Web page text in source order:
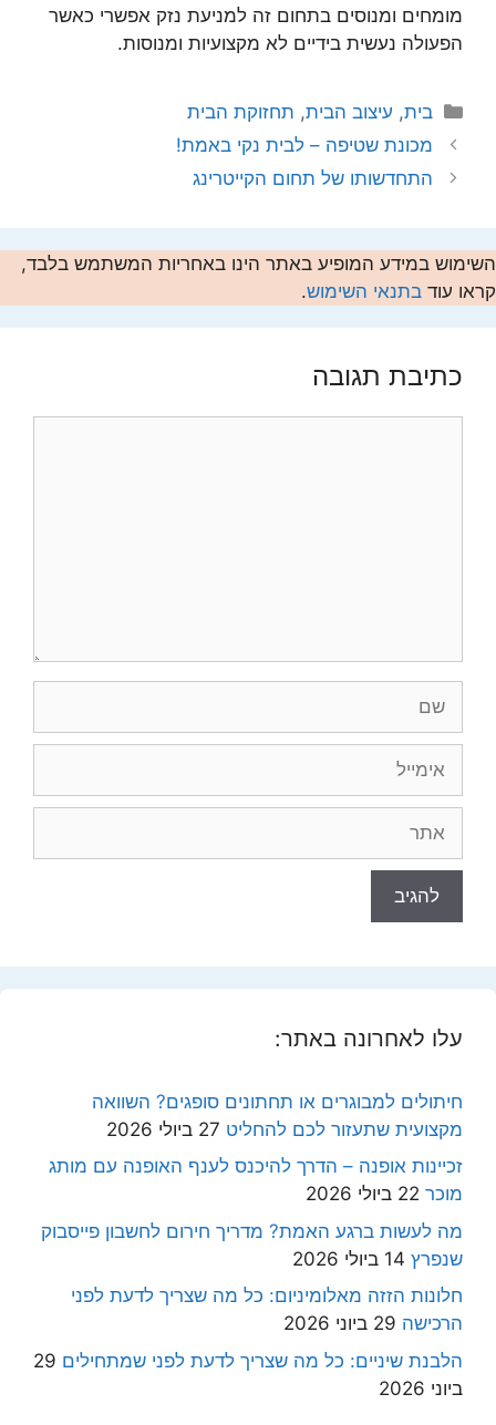
מומחים ומנוסים בתחום זה למניעת נזק אפשרי כאשר
הפעולה נעשית בידיים לא מקצועיות ומנוסות.
קטגוריות
בית, עיצוב הבית, תחזוקת הבית
מכונת שטיפה – לבית נקי באמת!
התחדשותו של תחום הקייטרינג
השימוש במידע המופיע באתר הינו באחריות המשתמש בלבד,
קראו עוד בתנאי השימוש.
כתיבת תגובה
עלו לאחרונה באתר:
חיתולים למבוגרים או תחתונים סופגים? השוואה
מקצועית שתעזור לכם להחליט 27 ביולי 2026
זכיינות אופנה – הדרך להיכנס לענף האופנה עם מותג
מוכר 22 ביולי 2026
מה לעשות ברגע האמת? מדריך חירום לחשבון פייסבוק
שנפרץ 14 ביולי 2026
חלונות הזזה מאלומיניום: כל מה שצריך לדעת לפני
הרכישה 29 ביוני 2026
הלבנת שיניים: כל מה שצריך לדעת לפני שמתחילים 29
ביוני 2026